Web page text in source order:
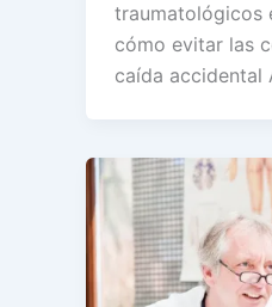
traumatológicos
cómo evitar las
caída accidental